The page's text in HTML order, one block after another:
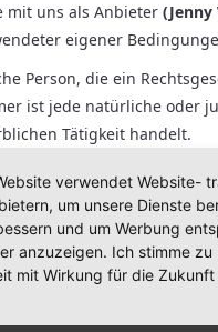
mit uns als Anbieter (
eigener
Person, die ein
ist jede natürliche oder
Tätigkeit handelt.
unterbreiten wir
verwendet Website-
um unsere Dienste
und um Werbung
anzuzeigen. Ich stimme
mit Wirkung für die